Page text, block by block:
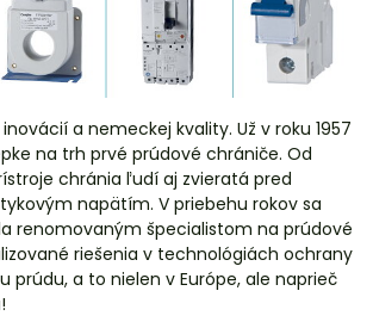
a nemeckej kvality. Už v roku 1957
na trh prvé prúdové chrániče. Od
chránia ľudí aj zvieratá pred
napätím. V priebehu rokov sa
renomovaným špecialistom na prúdové
riešenia v technológiách ochrany
prúdu, a to nielen v Európe, ale naprieč